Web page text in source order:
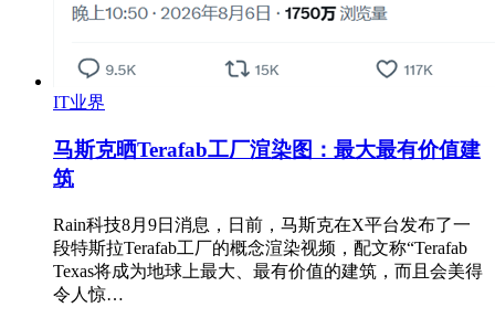
IT业界
马斯克晒Terafab工厂渲染图：最大最有价值建
筑
Rain科技8月9日消息，日前，马斯克在X平台发布了一
段特斯拉Terafab工厂的概念渲染视频，配文称“Terafab
Texas将成为地球上最大、最有价值的建筑，而且会美得
令人惊…